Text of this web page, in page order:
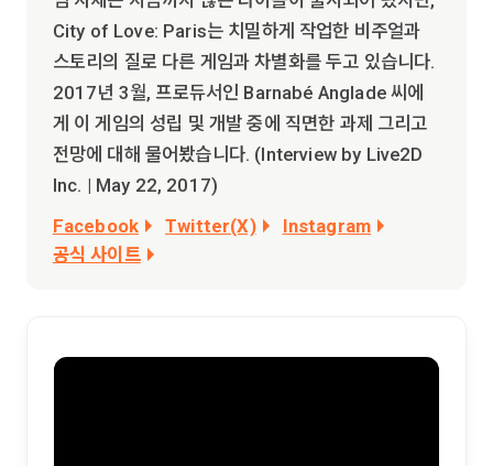
City of Love: Paris는 치밀하게 작업한 비주얼과
스토리의 질로 다른 게임과 차별화를 두고 있습니다.
2017년 3월, 프로듀서인 Barnabé Anglade 씨에
게 이 게임의 성립 및 개발 중에 직면한 과제 그리고
전망에 대해 물어봤습니다. (Interview by Live2D
Inc. | May 22, 2017)
Facebook
Twitter(X)
Instagram
공식 사이트